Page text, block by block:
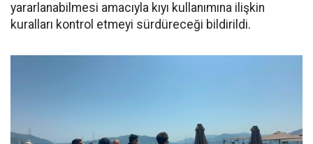
yararlanabilmesi amacıyla kıyı kullanımına ilişkin
kuralları kontrol etmeyi sürdüreceği bildirildi.